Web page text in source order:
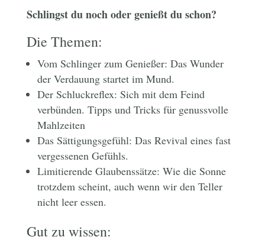
Schlingst du noch oder genießt du schon?
Die Themen:
Vom Schlinger zum Genießer: Das Wunder
der Verdauung startet im Mund.
Der Schluckreflex: Sich mit dem Feind
verbünden. Tipps und Tricks für genussvolle
Mahlzeiten
Das Sättigungsgefühl: Das Revival eines fast
vergessenen Gefühls.
Limitierende Glaubenssätze: Wie die Sonne
trotzdem scheint, auch wenn wir den Teller
nicht leer essen.
Gut zu wissen: